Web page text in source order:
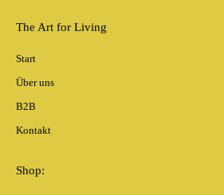
The Art for Living
Start
Über uns
B2B
Kontakt
Shop: